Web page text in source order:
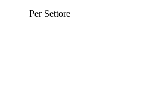
Per Settore